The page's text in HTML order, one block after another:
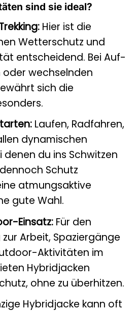
sind sie ideal?
Hier ist die
Wetterschutz und
entscheidend. Bei Auf-
wechselnden
sich die
Laufen, Radfahren,
dynamischen
du ins Schwitzen
Schutz
atmungsaktive
gute Wahl.
Einsatz:Für den
Arbeit, Spaziergänge
Aktivitäten im
Hybridjacken
ohne zu überhitzen.
Hybridjacke kann oft